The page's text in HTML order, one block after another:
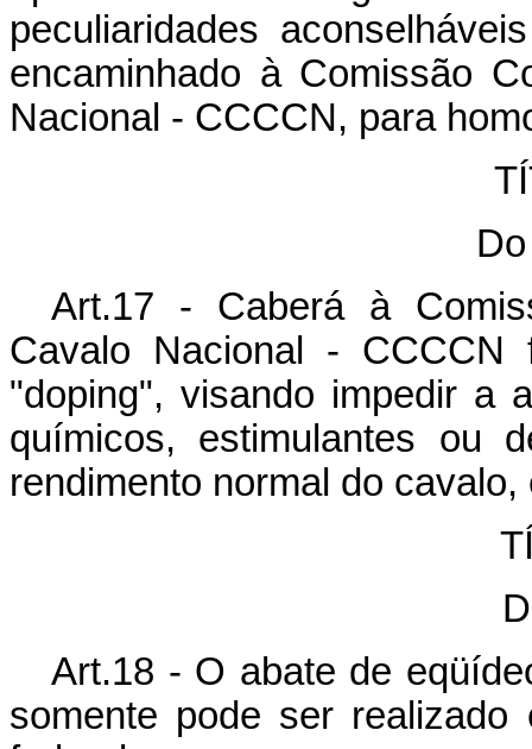
peculiaridades
encaminhado à Comissão
Nacional - CCCCN, para
Art.17 - Caberá à
Cavalo Nacional -
"doping", visando impedir a
químicos, estimulantes ou
rendimento normal do
Art.18 - O abate de
somente pode ser realizado